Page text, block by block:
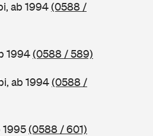
ab 1994(0588 /
1994(0588 / 589)
ab 1994(0588 /
1995(0588 / 601)